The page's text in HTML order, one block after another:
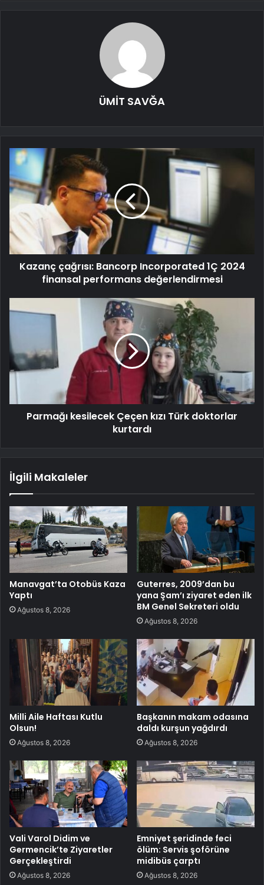
ÜMİT SAVĞA
Kazanç çağrısı: Bancorp Incorporated 1Ç 2024
finansal performans değerlendirmesi
Parmağı kesilecek Çeçen kızı Türk doktorlar
kurtardı
İlgili Makaleler
Manavgat’ta Otobüs Kaza
Yaptı
Ağustos 8, 2026
Guterres, 2009’dan bu
yana Şam’ı ziyaret eden ilk
BM Genel Sekreteri oldu
Ağustos 8, 2026
Milli Aile Haftası Kutlu
Olsun!
Ağustos 8, 2026
Başkanın makam odasına
daldı kurşun yağdırdı
Ağustos 8, 2026
Vali Varol Didim ve
Germencik’te Ziyaretler
Gerçekleştirdi
Ağustos 8, 2026
Emniyet şeridinde feci
ölüm: Servis şoförüne
midibüs çarptı
Ağustos 8, 2026